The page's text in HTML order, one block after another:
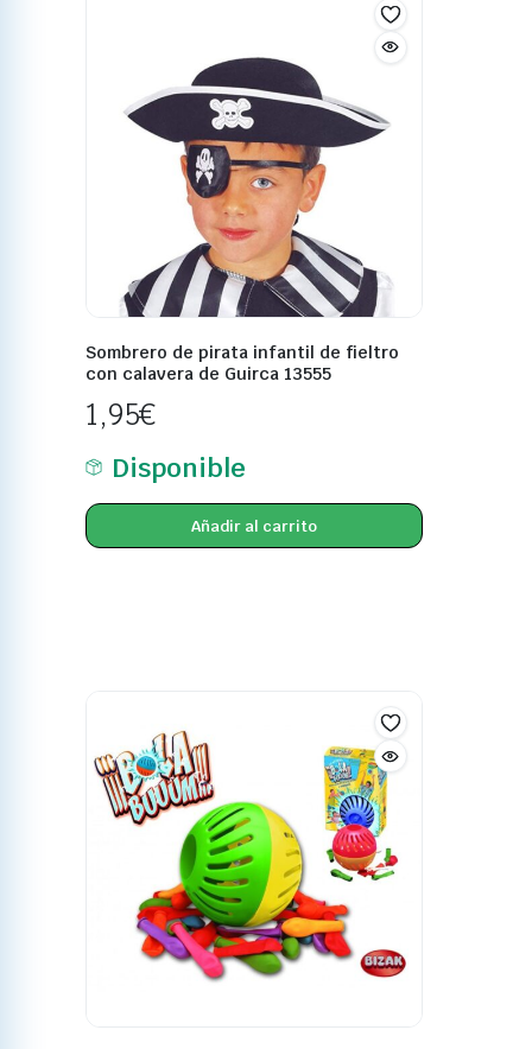
Sombrero de pirata infantil de fieltro
con calavera de Guirca 13555
1,95€
Disponible
Añadir al carrito